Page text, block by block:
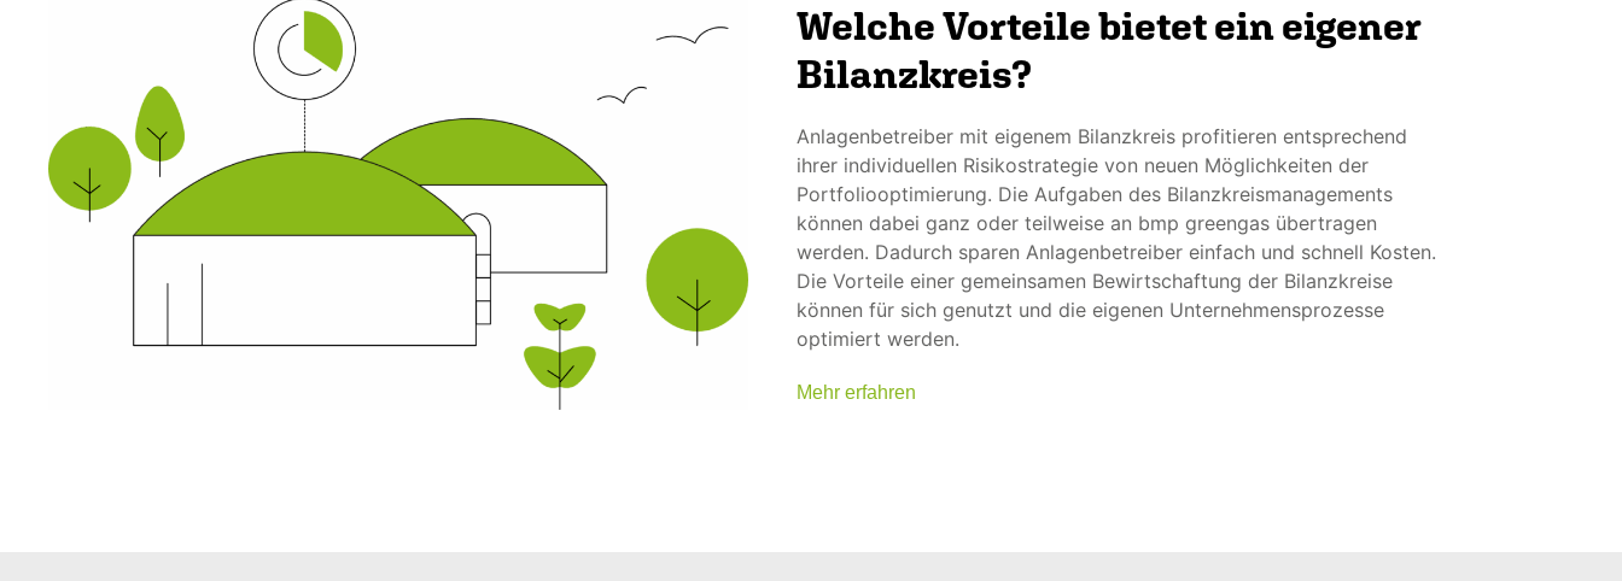
Welche Vorteile bietet ein eigener
Bilanzkreis?
Anlagenbetreiber mit eigenem Bilanzkreis profitieren entsprechend
ihrer individuellen Risikostrategie von neuen Möglichkeiten der
Portfoliooptimierung. Die Aufgaben des Bilanzkreismanagements
können dabei ganz oder teilweise an bmp greengas übertragen
werden. Dadurch sparen Anlagenbetreiber einfach und schnell Kosten.
Die Vorteile einer gemeinsamen Bewirtschaftung der Bilanzkreise
können für sich genutzt und die eigenen Unternehmensprozesse
optimiert werden.
Mehr erfahren